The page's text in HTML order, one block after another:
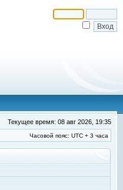
Текущее время: 08 авг 2026, 19:35
Часовой пояс: UTC + 3 часа